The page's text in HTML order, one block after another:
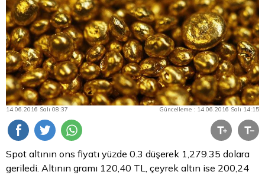
14.06.2016 Salı 08:37 Güncelleme : 14.06.2016 Salı 14:15
Spot altının ons fiyatı yüzde 0.3 düşerek 1,279.35 dolara
geriledi. Altının gramı 120,40 TL, çeyrek altın ise 200,24